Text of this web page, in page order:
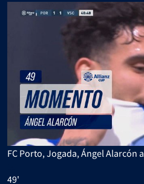
FC Porto, Jogada, Ángel Alarcón
49'